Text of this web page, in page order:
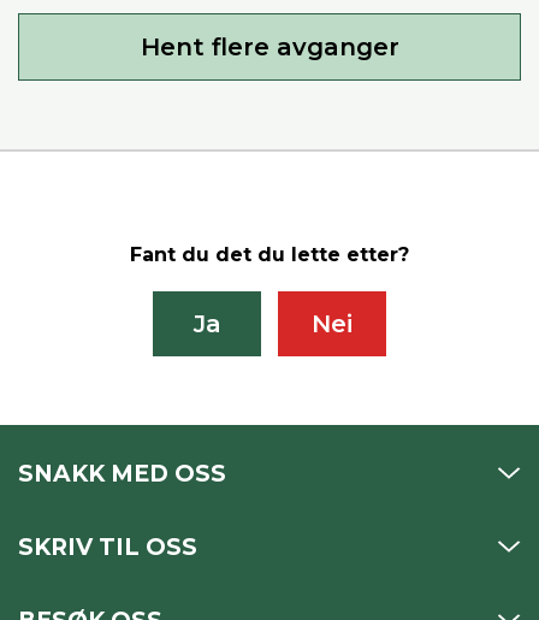
Hent flere avganger
Fant du det du lette etter?
Ja Nei
SNAKK MED OSS
SKRIV TIL OSS